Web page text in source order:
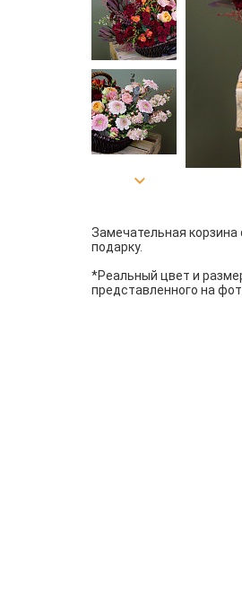
Замечательная
подарку.
*Реальный цвет и
представленного на